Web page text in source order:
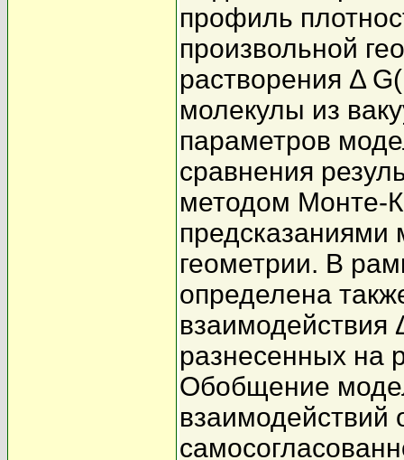
профиль
произвольной
растворения Δ
молекулы из
параметров
сравнения
методом Монте-
предсказаниями
геометрии. В
определена
взаимодействия
разнесенных на
Обобщение
взаимодействий